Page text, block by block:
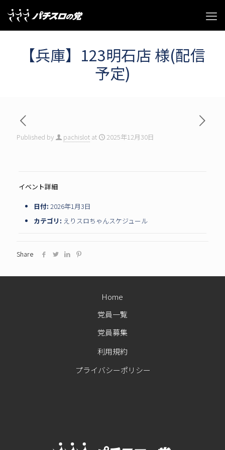
【兵庫】123明石店 様(配信
予定)
Published by pachislot at 2025年12月30日
イベント詳細
日付: 2026年1月3日
カテゴリ: えりスロちゃんスケジュール
Share
党員一覧
党員募集
利用規約
Home
プライバシーポリシー